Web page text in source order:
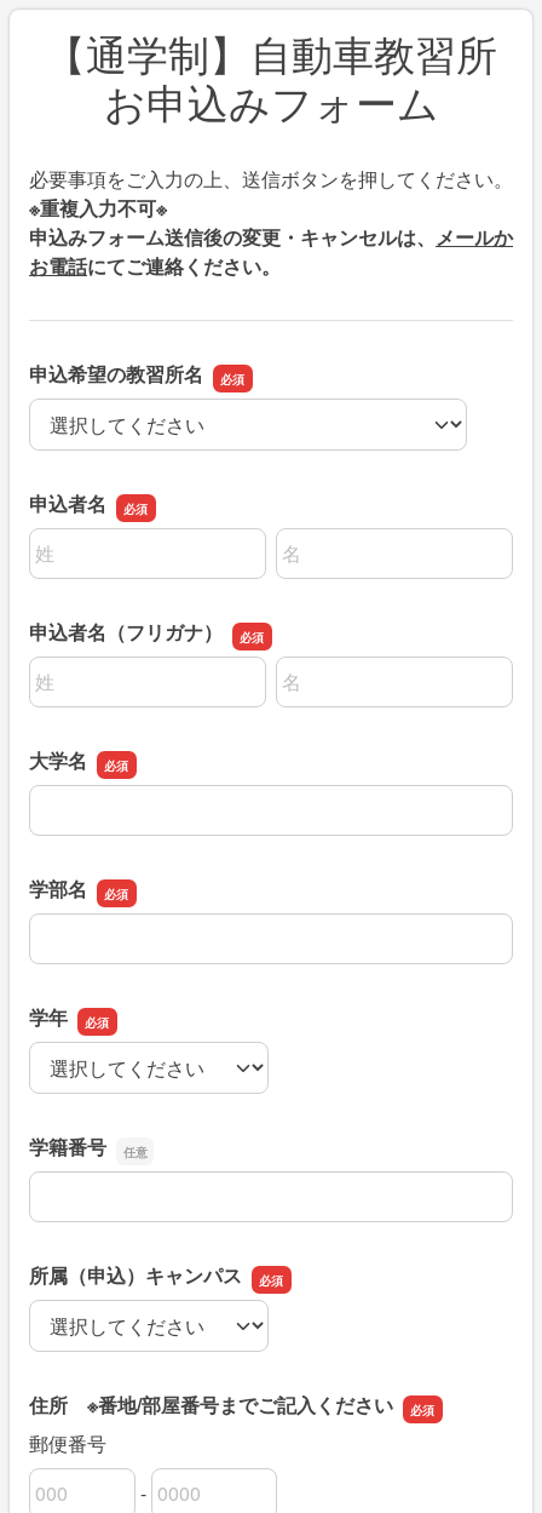
【通学制】自動車教習所
お申込みフォーム
必要事項をご入力の上、送信ボタンを押してください。
※重複入力不可※
申込みフォーム送信後の変更・キャンセルは、 メールか
お電話にてご連絡ください。
申込希望の教習所名
申込希望の教習所名
申込者名
名前の姓
名前の名
申込者名（フリガナ）
名前の姓
名前の名
大学名
大学名
学部名
学部名
学年
学年
学籍番号
学籍番号
所属（申込）キャンパス
所属（申込）キャンパス
住所 ※番地/部屋番号までご記入ください
郵便番号
郵便番号の上3桁
-
郵便番号の下4桁